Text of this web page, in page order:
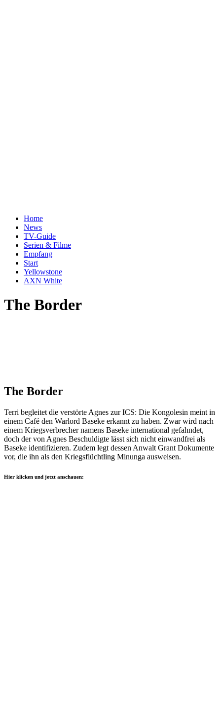
Home
News
TV-Guide
Serien & Filme
Empfang
Start
Yellowstone
AXN White
The Border
The Border
Terri begleitet die verstörte Agnes zur ICS: Die Kongolesin meint in
einem Café den Warlord Baseke erkannt zu haben. Zwar wird nach
einem Kriegsverbrecher namens Baseke international gefahndet,
doch der von Agnes Beschuldigte lässt sich nicht einwandfrei als
Baseke identifizieren. Zudem legt dessen Anwalt Grant Dokumente
vor, die ihn als den Kriegsflüchtling Minunga ausweisen.
Hier klicken und jetzt anschauen: